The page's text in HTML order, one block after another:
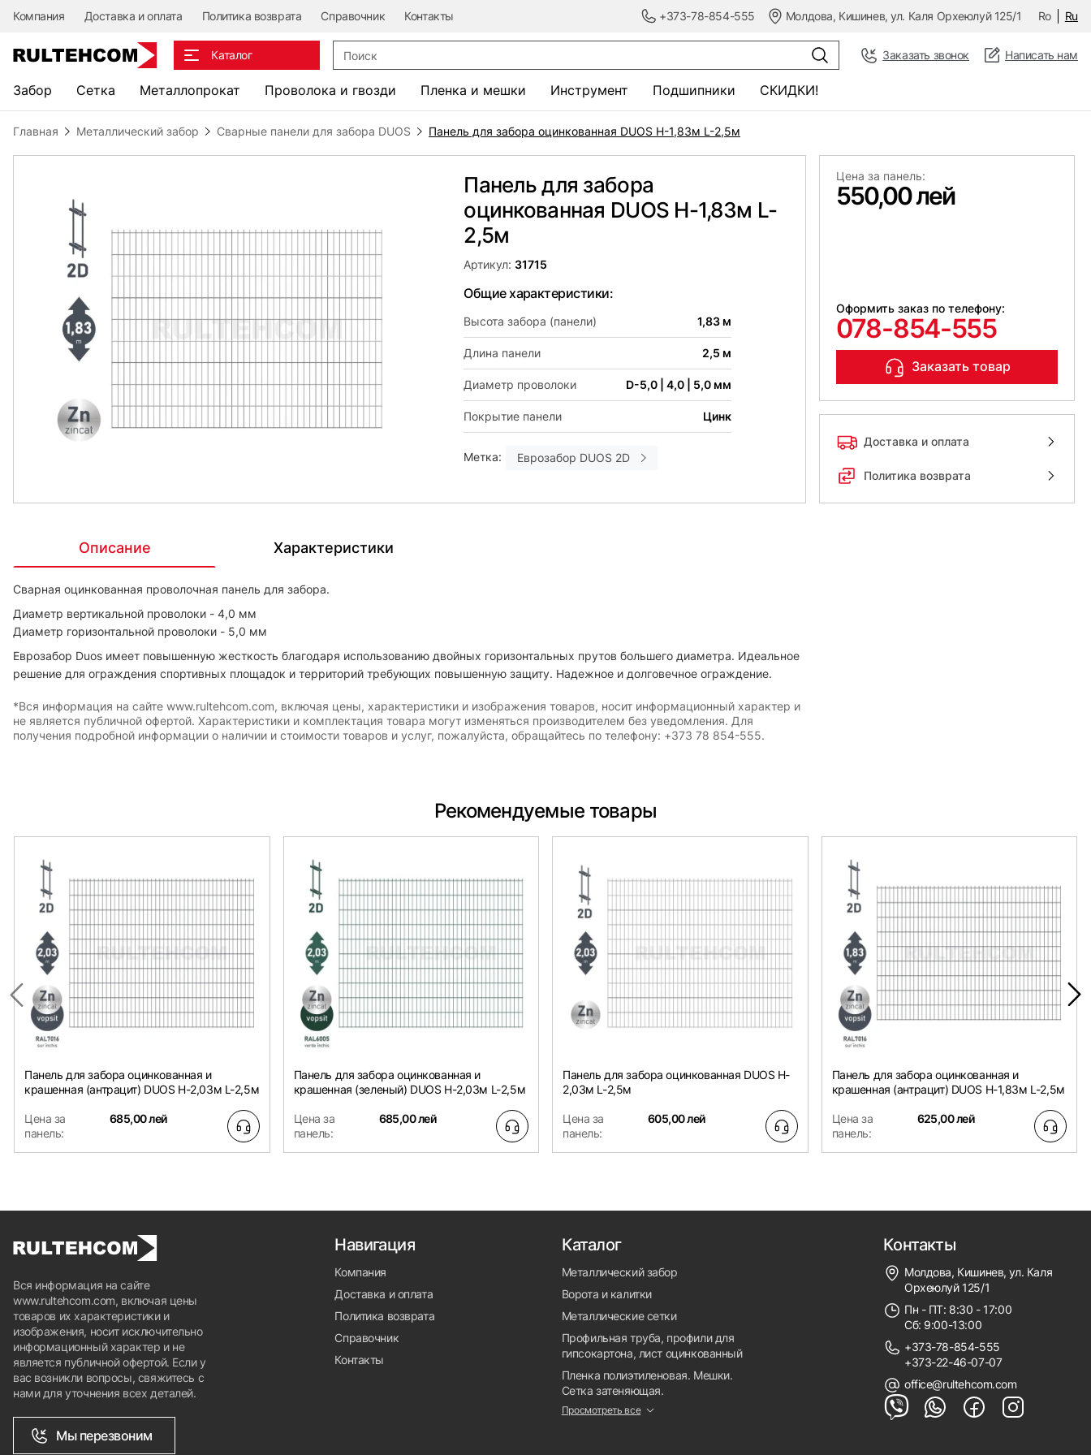
Компания Доставка и оплата Политика возврата Справочник Контакты +373-78-854-555 Молдова, Кишинев, ул. Каля Орхеюлуй 125/1 Ro Ru
Каталог Заказать звонок Написать нам
Забор Сетка Металлопрокат Проволока и гвозди Пленка и мешки Инструмент Подшипники СКИДКИ!
Главная Металлический забор Сварные панели для забора DUOS Панель для забора оцинкованная DUOS H-1,83м L-2,5м
Панель для забора
оцинкованная DUOS H-1,83м L-
2,5м
Артикул: 31715
Общие характеристики:
Высота забора (панели) 1,83 м
Длина панели 2,5 м
Диаметр проволоки D-5,0 | 4,0 | 5,0 мм
Покрытие панели Цинк
Метка: Еврозабор DUOS 2D
Цена за панель:
550,00 лей
Оформить заказ по телефону:
078-854-555
Заказать товар
Доставка и оплата
Политика возврата
Описание Характеристики
Сварная оцинкованная проволочная панель для забора.
Диаметр вертикальной проволоки - 4,0 мм
Диаметр горизонтальной проволоки - 5,0 мм
Еврозабор Duos имеет повышенную жесткость благодаря использованию двойных горизонтальных прутов большего диаметра. Идеальное
решение для ограждения спортивных площадок и территорий требующих повышенную защиту. Надежное и долговечное ограждение.
*Вся информация на сайте www.rultehcom.com, включая цены, характеристики и изображения товаров, носит информационный характер и
не является публичной офертой. Характеристики и комплектация товара могут изменяться производителем без уведомления. Для
получения подробной информации о наличии и стоимости товаров и услуг, пожалуйста, обращайтесь по телефону: +373 78 854-555.
Рекомендуемые товары
Панель для забора оцинкованная и
крашенная (антрацит) DUOS H-2,03м L-2,5м
Цена за
панель:
685,00 лей
Панель для забора оцинкованная и
крашенная (зеленый) DUOS H-2,03м L-2,5м
Цена за
панель:
685,00 лей
Панель для забора оцинкованная DUOS H-
2,03м L-2,5м
Цена за
панель:
605,00 лей
Панель для забора оцинкованная и
крашенная (антрацит) DUOS H-1,83м L-2,5м
Цена за
панель:
625,00 лей
Вся информация на сайте
www.rultehcom.com, включая цены
товаров их характеристики и
изображения, носит исключительно
информационный характер и не
является публичной офертой. Если у
вас возникли вопросы, свяжитесь с
нами для уточнения всех деталей.
Мы перезвоним
Навигация
Компания
Доставка и оплата
Политика возврата
Справочник
Контакты
Каталог
Металлический забор
Ворота и калитки
Металлические сетки
Профильная труба, профили для
гипсокартона, лист оцинкованный
Пленка полиэтиленовая. Мешки.
Сетка затеняющая.
Просмотреть все
Контакты
Молдова, Кишинев, ул. Каля
Орхеюлуй 125/1
Пн - ПТ: 8:30 - 17:00
Сб: 9:00-13:00
+373-78-854-555
+373-22-46-07-07
office@rultehcom.com